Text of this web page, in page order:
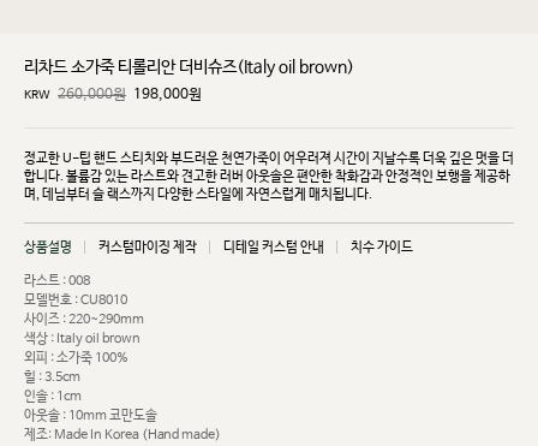
리차드 소가죽 티롤리안 더비슈즈(Italy oil brown)
KRW 260,000원 198,000원
정교한 U-팁 핸드 스티치와 부드러운 천연가죽이 어우러져 시간이 지날수록 더욱 깊은 멋을 더
합니다. 볼륨감 있는 라스트와 견고한 러버 아웃솔은 편안한 착화감과 안정적인 보행을 제공하
며, 데님부터 슬랙스까지 다양한 스타일에 자연스럽게 매치됩니다.
상품설명 커스텀마이징 제작 디테일 커스텀 안내 치수 가이드
라스트 : 008
모델번호 : CU8010
사이즈 : 220~290mm
색상 : Italy oil brown
외피 : 소가죽 100%
힐 : 3.5cm
인솔 : 1cm
아웃솔 : 10mm 코만도솔
제조: Made In Korea (Hand made)